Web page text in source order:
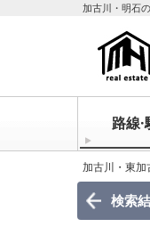
加古川・明石
路線
加古川・東
検索